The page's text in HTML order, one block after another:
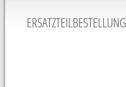
ERSATZTEILBESTELLUNG